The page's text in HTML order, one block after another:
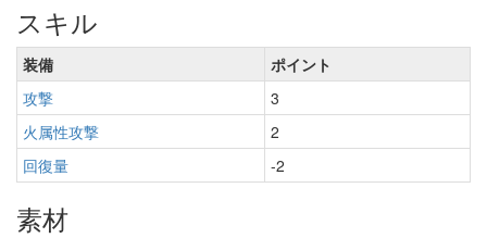
スキル
装備
ポイント
攻撃
3
火属性攻撃
2
回復量
-2
素材